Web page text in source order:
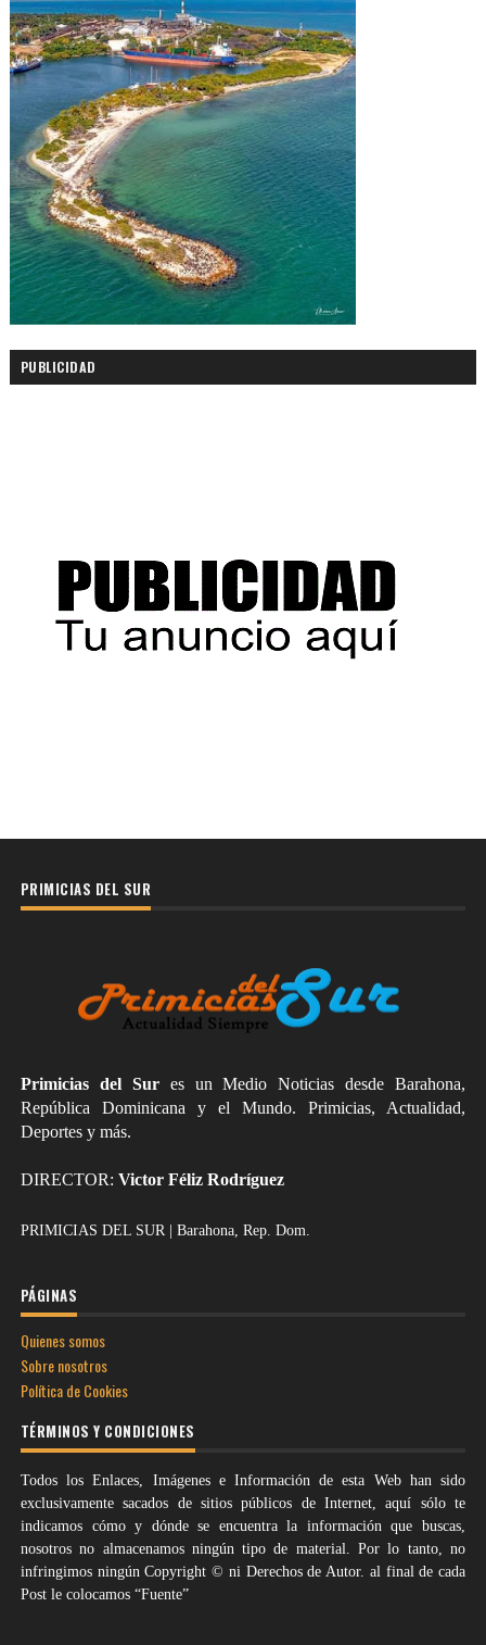
PUBLICIDAD
PRIMICIAS DEL SUR
Primicias del Sures un Medio Noticias desde Barahona,
República Dominicana y el Mundo. Primicias, Actualidad,
Deportes y más.
DIRECTOR: Victor Féliz Rodríguez
PRIMICIAS DEL SUR | Barahona, Rep. Dom.
PÁGINAS
Quienes somos
Sobre nosotros
Política de Cookies
TÉRMINOS Y CONDICIONES
Todos los Enlaces, Imágenes e Información de esta Web han sido
exclusivamente sacados de sitios públicos de Internet, aquí sólo te
indicamos cómo y dónde se encuentra la información que buscas,
nosotros no almacenamos ningún tipo de material. Por lo tanto, no
infringimos ningún Copyright © ni Derechos de Autor. al final de cada
Post le colocamos “Fuente”